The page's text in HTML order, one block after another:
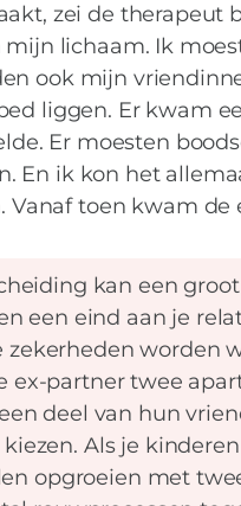
zei de therapeut
lichaam. Ik
ook mijn
liggen. Er kwam
Er moesten
En ik kon het
toen kwam de
kan een
een eind aan je
zekerheden worden
ex-partner twee
deel van hun
Als je
opgroeien met